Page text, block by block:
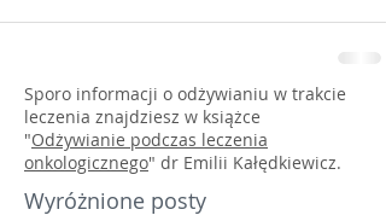
Sporo informacji o odżywianiu w trakcie
leczenia znajdziesz w książce
"Odżywianie podczas leczenia
onkologicznego" dr Emilii Kałędkiewicz.
Wyróżnione posty